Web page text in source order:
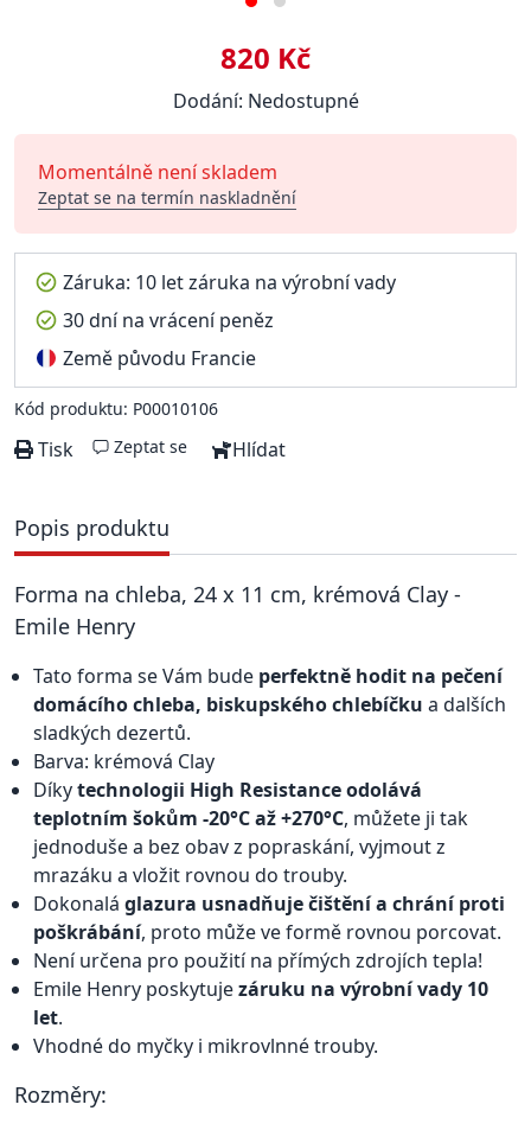
820 Kč
Dodání: Nedostupné
Momentálně není skladem
Zeptat se na termín naskladnění
Záruka: 10 let záruka na výrobní vady
30 dní na vrácení peněz
Země původu Francie
Kód produktu: P00010106
Tisk Zeptat se Hlídat
Popis produktu
Forma na chleba, 24 x 11 cm, krémová Clay -
Emile Henry
Tato forma se Vám bude perfektně hodit na pečení
domácího chleba, biskupského chlebíčku a dalších
sladkých dezertů.
Barva: krémová Clay
Díkytechnologii High Resistance odolává
teplotním šokům -20°C až +270°C, můžete ji tak
jednoduše a bez obav z popraskání, vyjmout z
mrazáku a vložit rovnou do trouby.
Dokonalá glazura usnadňuje čištění a chrání proti
poškrábání, proto může ve formě rovnou porcovat.
Není určena pro použití na přímých zdrojích tepla!
Emile Henry poskytujezáruku na výrobní vady 10
let.
Vhodné do myčky i mikrovlnné trouby.
Rozměry: